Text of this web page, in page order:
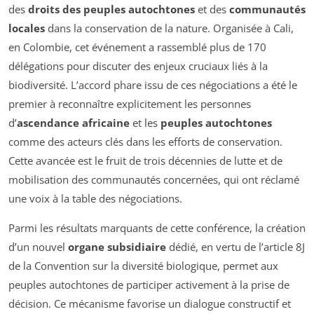
des droits des peuples autochtones et des communautés
locales dans la conservation de la nature. Organisée à Cali,
en Colombie, cet événement a rassemblé plus de 170
délégations pour discuter des enjeux cruciaux liés à la
biodiversité. L’accord phare issu de ces négociations a été le
premier à reconnaître explicitement les personnes
d’ascendance africaine et les peuples autochtones
comme des acteurs clés dans les efforts de conservation.
Cette avancée est le fruit de trois décennies de lutte et de
mobilisation des communautés concernées, qui ont réclamé
une voix à la table des négociations.
Parmi les résultats marquants de cette conférence, la création
d’un nouvel organe subsidiaire dédié, en vertu de l’article 8J
de la Convention sur la diversité biologique, permet aux
peuples autochtones de participer activement à la prise de
décision. Ce mécanisme favorise un dialogue constructif et